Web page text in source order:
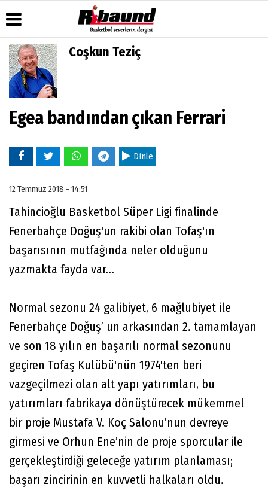
Üye Paneli
Haber
Arşivi
Gazete
Arşivi
Manşetleri
Anketler
Biyografiler
Galeri
Foto
Çerez
Politikası
Coşkun Teziç
Egea bandından çıkan Ferrari
Dinle
12 Temmuz 2018 - 14:51
Tahincioğlu Basketbol Süper Ligi finalinde
Fenerbahçe Doğuş'un rakibi olan Tofaş'ın
başarısının mutfağında neler olduğunu
yazmakta fayda var...
Normal sezonu 24 galibiyet, 6 mağlubiyet ile
Fenerbahçe Doğuş’ un arkasından 2. tamamlayan
ve son 18 yılın en başarılı normal sezonunu
geçiren Tofaş Kulübü'nün 1974'ten beri
vazgeçilmezi olan alt yapı yatırımları, bu
yatırımları fabrikaya dönüştürecek mükemmel
bir proje Mustafa V. Koç Salonu’nun devreye
girmesi ve Orhun Ene’nin de proje sporcular ile
gerçekleştirdiği geleceğe yatırım planlaması;
başarı zincirinin en kuvvetli halkaları oldu.